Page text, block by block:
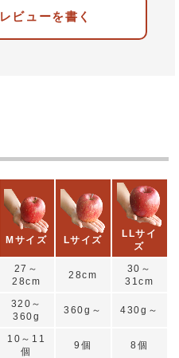
レビューを書く
Mサイズ Lサイズ
LLサイ
ズ
27～
28cm
28cm
30～
31cm
320～
360g
360g～ 430g～
10～11
個
9個 8個